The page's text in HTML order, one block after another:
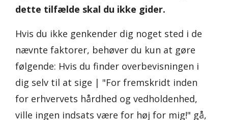
dette tilfælde skal du ikke gider.
Hvis du ikke genkender dig noget sted i de
nævnte faktorer, behøver du kun at gøre
følgende: Hvis du finder overbevisningen i
dig selv til at sige | "For fremskridt inden
for erhvervets hårdhed og vedholdenhed,
ville ingen indsats være for høj for mig!" gå,